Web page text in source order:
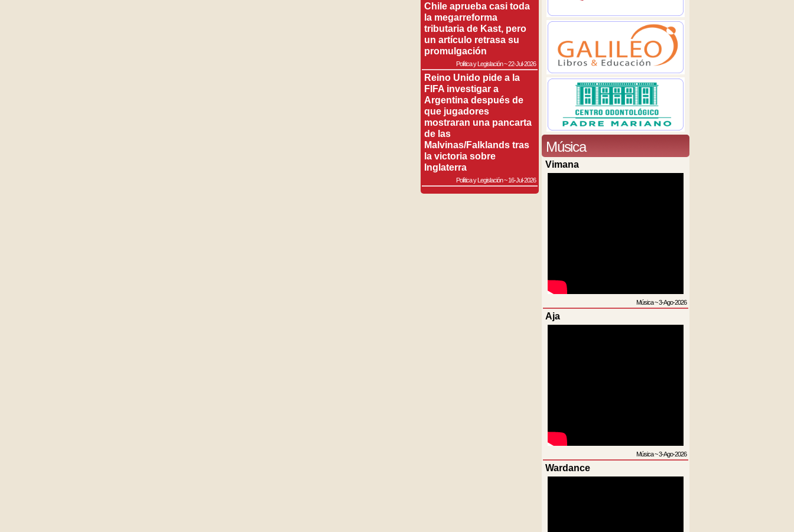
Chile aprueba casi toda
la megarreforma
tributaria de Kast, pero
un artículo retrasa su
promulgación
Política y Legislación~22-Jul-2026
Reino Unido pide a la
FIFA investigar a
Argentina después de
que jugadores
mostraran una pancarta
de las
Malvinas/Falklands tras
la victoria sobre
Inglaterra
Política y Legislación~16-Jul-2026
Música
Vimana
Música~3-Ago-2026
Aja
Música~3-Ago-2026
Wardance